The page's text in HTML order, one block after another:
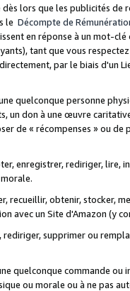
lors que les publicités de
le Décompte de
en réponse à un mot-
tant que vous
par le biais d'un
quelconque personne
un don à une œuvre
de « récompenses » ou
enregistrer, rediriger,
recueillir, obtenir, stocker,
avec un Site d'Amazon (y
rediriger, supprimer ou
quelconque commande
ou morale ou à ne pas